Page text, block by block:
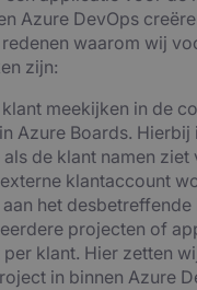
Azure DevOps
waarom wij
zijn:
meekijken in de
Azure Boards. Hierbij
de klant namen ziet
klantaccount
het
projecten of
klant. Hier zetten
in binnen Azure